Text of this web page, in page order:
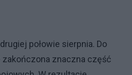
połowie sierpnia. Do
znaczna część